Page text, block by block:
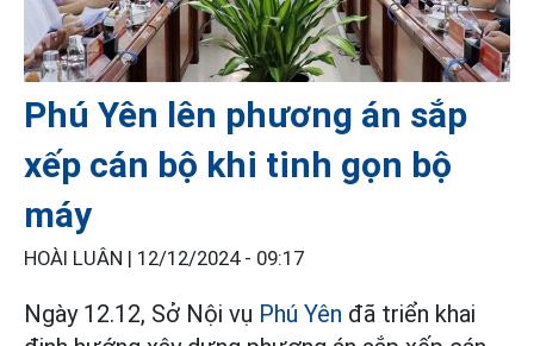
Phú Yên lên phương án sắp
xếp cán bộ khi tinh gọn bộ
máy
HOÀI LUÂN | 12/12/2024 - 09:17
Ngày 12.12, Sở Nội vụ Phú Yên đã triển khai